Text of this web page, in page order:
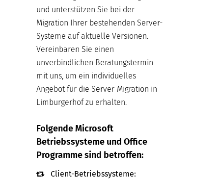
und unterstützen Sie bei der
Migration Ihrer bestehenden Server-
Systeme auf aktuelle Versionen.
Vereinbaren Sie einen
unverbindlichen Beratungstermin
mit uns, um ein individuelles
Angebot für die Server-Migration in
Limburgerhof zu erhalten.
Folgende Microsoft
Betriebssysteme und Office
Programme sind betroffen:
Client-Betriebssysteme: